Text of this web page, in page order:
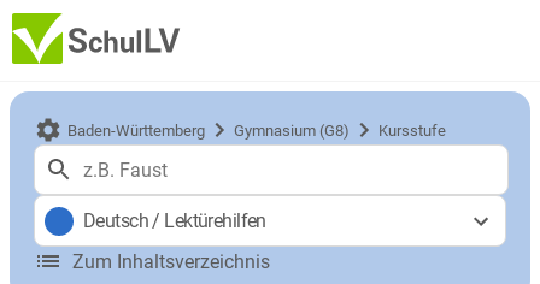
Baden-Württemberg Gymnasium (G8) Kursstufe
Deutsch/ Lektürehilfen
Zum Inhaltsverzeichnis